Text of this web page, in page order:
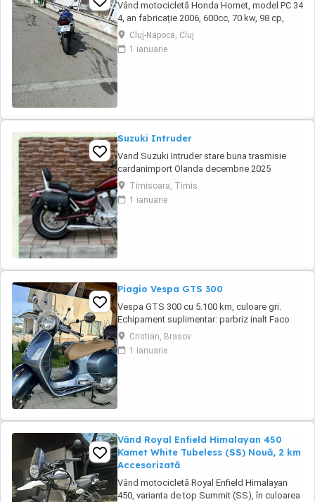
Vând motocicletă Honda Hornet, model PC 34
4, an fabricație 2006, 600cc, 70 kw, 98 cp,
inspecție tehnică valabilă până în august 2027
. Preț 1900 euro
Cluj-Napoca, Cluj
1 ianuarie
Suzuki Intruder
Vand Suzuki Intruder stare buna trasmisie
cardanimport Olanda decembrie 2025
inmatriculat RO IN FEBRUARIE Nu raspund la
mesaje.Schimb cu ATV plus sau minus
diferenta
Timisoara, Timis
1 ianuarie
Piagio Vespa GTS 300
Vespa GTS 300 cu 5.100 km, culoare gri.
Echipament suplimentar: parbriz inalt Faco
(montat 2026), geanta portbagaj Classic;
prelungitor scarite pasager; suspensie fata
Bitubo si frane fata spate Frando; incarcare
Cristian, Brasov
1 ianuarie
Vând Royal Enfield Himalayan 450
Kamet White Tubeless (SS) Nouă, 2 km
Accesorizată
Vând motocicletă Royal Enfield Himalayan
450, varianta de top Summit (SS), în culoarea